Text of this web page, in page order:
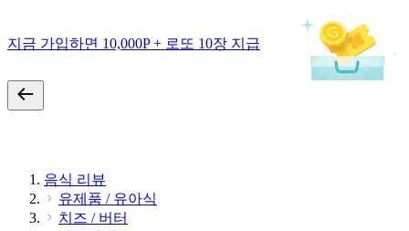
지금 가입하면 10,000P + 로또 10장 지급
음식 리뷰
유제품 / 유아식
치즈 / 버터